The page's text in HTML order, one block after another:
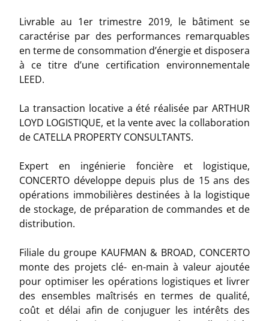
Livrable au 1er trimestre 2019, le bâtiment se
caractérise par des performances remarquables
en terme de consommation d’énergie et disposera
à ce titre d’une certification environnementale
LEED.
La transaction locative a été réalisée par ARTHUR
LOYD LOGISTIQUE, et la vente avec la collaboration
de CATELLA PROPERTY CONSULTANTS.
Expert en ingénierie foncière et logistique,
CONCERTO développe depuis plus de 15 ans des
opérations immobilières destinées à la logistique
de stockage, de préparation de commandes et de
distribution.
Filiale du groupe KAUFMAN & BROAD, CONCERTO
monte des projets clé- en-main à valeur ajoutée
pour optimiser les opérations logistiques et livrer
des ensembles maîtrisés en termes de qualité,
coût et délai afin de conjuguer les intérêts des